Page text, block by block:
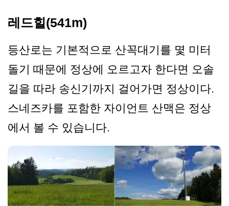
레드힐(541m)
등산로는 기본적으로 산꼭대기를 몇 미터
돌기 때문에 정상에 오르고자 한다면 오솔
길을 따라 송신기까지 걸어가면 정상이다.
스네즈카를 포함한 자이언트 산맥은 정상
에서 볼 수 있습니다.